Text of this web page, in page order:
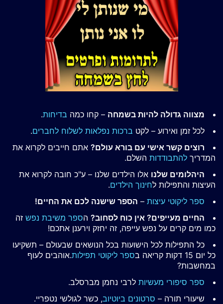
מצווה גדולה להיות בשמחה – קחו כמה בדיחות.
לכל זמן ואירוע – לקט ברכות נפלאות לשלוח לחברים.
רוצים קשר אישי עם בורא עולם? אתם חייבים לקרוא את
המדריך להתבודדות השלם.
היהלומים שלנו אלו הילדים שלנו – ע"כ חובה לקרוא את
העיצות והתפילות לחינוך הילדים.
ספר ליקוטי עיצות – הספר שישנה לכם את החיים!
החיים מעייפים? אין כוח לסחוב? הספר משיבת נפש זה
כמו מים קרים על נפש עייפה, זה יחזק וירענן אתכם!
כל התפילות לכל הישועות בכל הנושאים שבעולם – תשקיעו
כל יום 15 דקות קריאה ב
ספר ליקוטי תפילות.אוהבים לעוף
במחשבות?
ספר סיפורי מעשיות לרבי נחמן מברסלב.
שיעורי תורה – סרטונים ביוטיוב, כשר לגולשי נטפריי.